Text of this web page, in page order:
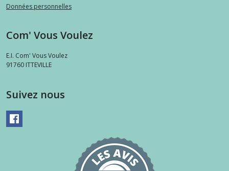
Données personnelles
Com' Vous Voulez
E.I. Com' Vous Voulez
91760 ITTEVILLE
Suivez nous